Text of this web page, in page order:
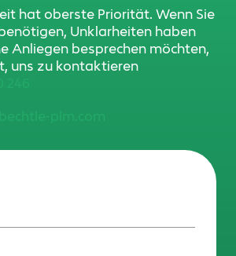
hat oberste Priorität. Wenn Sie
Unklarheiten haben
Anliegen besprechen möchten,
uns zu kontaktieren